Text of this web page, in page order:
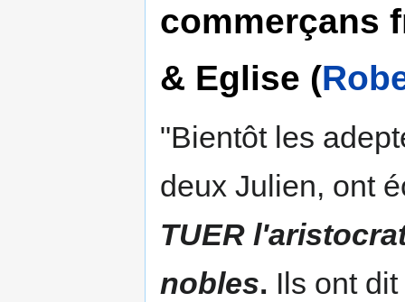
commerçans
& Eglise (
"Bientôt les
deux Julien, ont
TUER
nobles. Ils ont